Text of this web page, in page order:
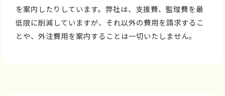
を案内したりしています。弊社は、支援費、監理費を最
低限に削減していますが、それ以外の費用を請求するこ
とや、外注費用を案内することは一切いたしません。